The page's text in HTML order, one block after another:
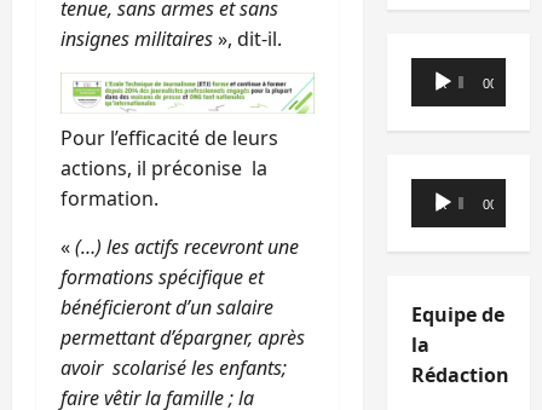
tenue, sans armes et sans
insignes militaires», dit-il.
Pour l’efficacité de leurs
actions, il préconise la
formation.
«(…) les actifs recevront une
formations spécifique et
bénéficieront d’un salaire
permettant d’épargner, après
avoir scolarisé les enfants;
faire vêtir la famille ; la
Lecteur
audio
00:00 00:00
Lecteur
audio
00:00 00:00
Equipe de
la
Rédaction